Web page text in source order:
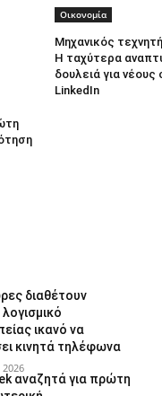
Οικονομία
Μηχανικός
Η ταχύτερα
δουλειά για
LinkedIn
διαθέτουν
ικανό να
κινητά τηλέφωνα
2026
αναζητά για πρώτη